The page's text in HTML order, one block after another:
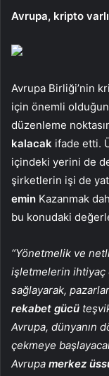
Avrupa, kripto
Avrupa Birliği’nin
için önemli
düzenleme
kalacak ifade etti.
içindeki yerini de
şirketlerin işi de
emin Kazanmak
bu konudaki
“Yönetmelik ve
işletmelerin ihtiyaç
sağlayarak,
rekabet gücü
Avrupa, dünyanın
çekmeye
Avrupa merkez